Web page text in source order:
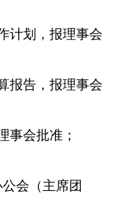
计划，报理事会
报告，报理事会
事会批准；
会（主席团